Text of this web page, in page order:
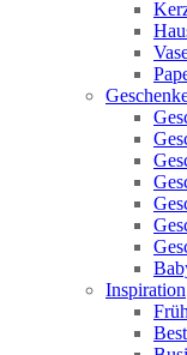
Inspiration